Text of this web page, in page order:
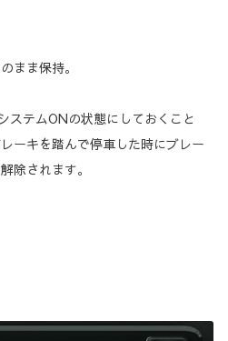
まま保持。
ステムONの状態にしておくこと
ーキを踏んで停車した時にブレー
除されます。